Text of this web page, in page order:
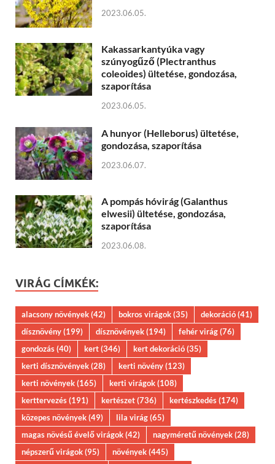
2023.06.05.
Kakassarkantyúka vagy
szúnyogűző (Plectranthus
coleoides) ültetése, gondozása,
szaporítása
2023.06.05.
A hunyor (Helleborus) ültetése,
gondozása, szaporítása
2023.06.07.
A pompás hóvirág (Galanthus
elwesii) ültetése, gondozása,
szaporítása
2023.06.08.
VIRÁG CÍMKÉK:
alacsony növények(42) bokros virágok(35) dekoráció(41)
dísznövény(199) dísznövények(194) fehér virág(76)
gondozás(40) kert(346) kert dekoráció(35)
kerti dísznövények(28) kerti növény(123)
kerti növények(165) kerti virágok(108)
kerttervezés(191) kertészet(736) kertészkedés(174)
közepes növények(49) lila virág(65)
magas növésű évelő virágok(42) nagyméretű növények(28)
népszerű virágok(95) növények(445)